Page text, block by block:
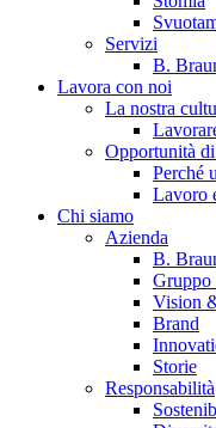
B. Braun in Italia
Scopri chi siamo
sedi, 4 aziende, più
Eccellenza a livello
Servizi
B.
Lavora con noi
La nostra
Opportunità
Perché
Lavoro
Chi siamo
Azienda
B.
Gruppo
Vision
Brand
Storie
Responsabilità